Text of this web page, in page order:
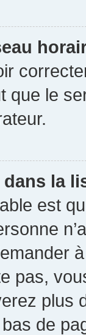
que le
dans la
est
pas,
plus
de